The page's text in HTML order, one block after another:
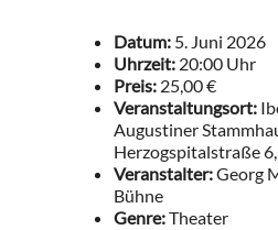
Datum: 5. Juni 2026
Uhrzeit: 20:00 Uhr
Preis: 25,00 €
Veranstaltungsort:
Augustiner
Herzogspitalstraße
Veranstalter:Georg
Bühne
Genre:Theater